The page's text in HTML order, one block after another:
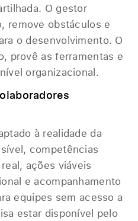
O gestor
remove obstáculos e
o desenvolvimento. O
provê as ferramentas e
organizacional.
à realidade da
competências
ações viáveis
e acompanhamento
equipes sem acesso a
estar disponível pelo